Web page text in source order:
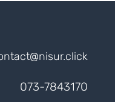
073-7843170